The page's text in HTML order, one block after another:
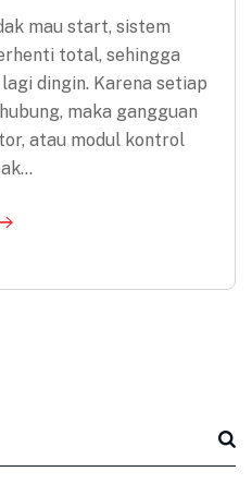
mau start, sistem
total, sehingga
dingin. Karena setiap
maka gangguan
atau modul kontrol